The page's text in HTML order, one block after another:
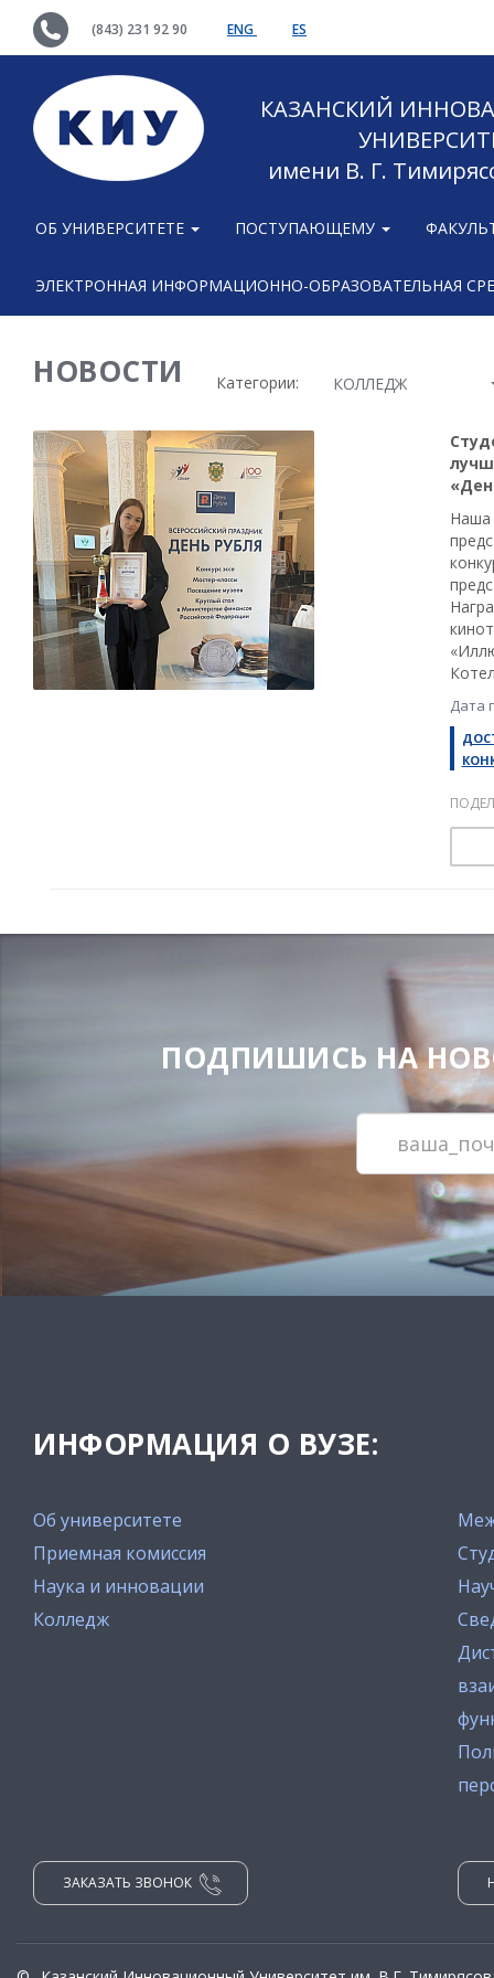
(843) 231 92 90 ENG ES
КАЗАНСКИЙ
имени В. Г.
ОБ УНИВЕРСИТЕТЕ ПОСТУПАЮЩЕМУ
ЭЛЕКТРОННАЯ ИНФОРМАЦИОННО-ОБРАЗОВАТЕЛЬНАЯ
НОВОСТИ Категории: КОЛЛЕДЖ
Наша
Дата
ПОДПИШИСЬ НА
ИНФОРМАЦИЯ О ВУЗЕ:
Об университете
Приемная комиссия
Наука и инновации
Колледж
ЗАКАЗАТЬ ЗВОНОК